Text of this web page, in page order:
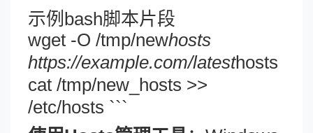
示例bash脚本片段
wget -O /tmp/newhosts
https://example.com/latesthosts
cat /tmp/new_hosts >>
/etc/hosts ```